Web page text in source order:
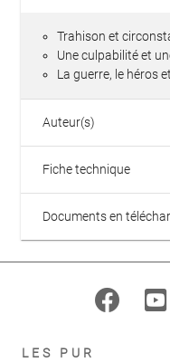
Trahison et
Une culpabilité et
La guerre, le héros
Auteur(s)
Fiche technique
Documents en
LES PUR